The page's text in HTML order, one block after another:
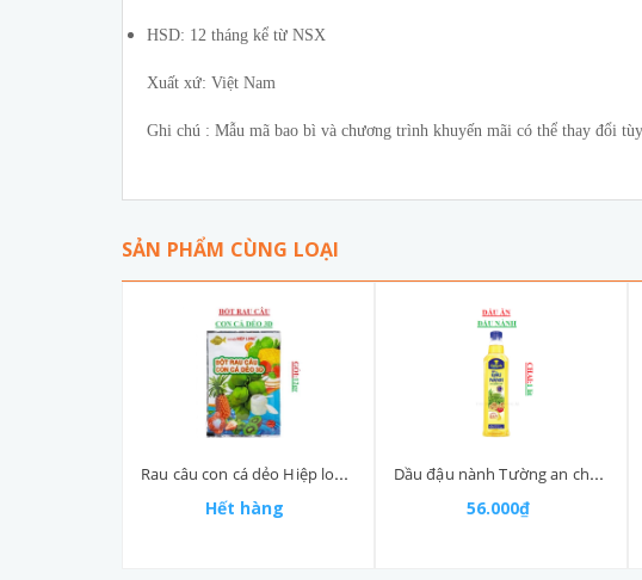
HSD: 12 tháng kể từ NSX
Xuất xứ: Việt Nam
Ghi chú : Mẫu mã bao bì và chương trình khuyến mãi có thể thay đổi
SẢN PHẨM CÙNG LOẠI
Rau câu con cá dẻo Hiệp long gói 12gr
Hết hàng
Dầu đậu nành Tường an chai 1 lít
56.000₫